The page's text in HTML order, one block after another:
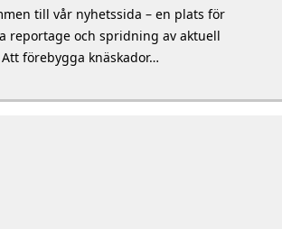
till vår nyhetssida – en plats för
reportage och spridning av aktuell
förebygga knäskador…